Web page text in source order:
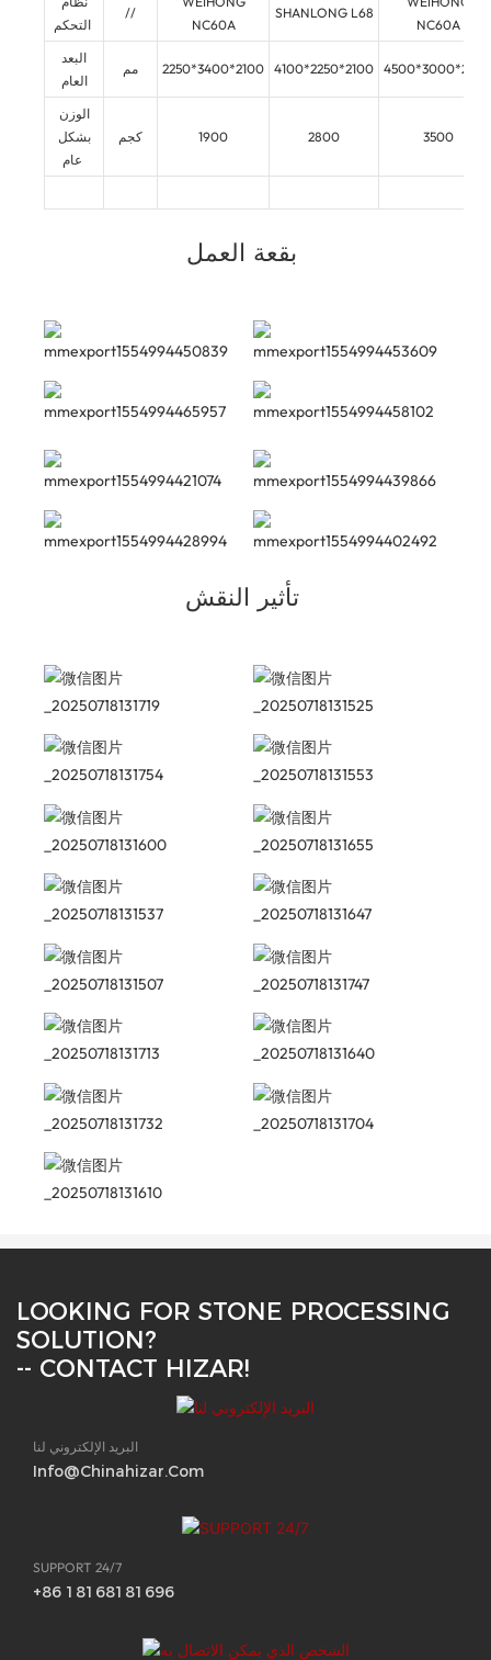
//
NC60A
SHANLONG L68
NC60A
البعد
العام
مم 2250*3400*2100 4100*2250*2100 4500*3000*2300
الوزن
بشكل
كجم 1900 2800 3500
تأثير النقش
LOOKING FOR STONE PROCESSING
SOLUTION?
-- CONTACT HIZAR!
البريد الإلكتروني لنا
Info@chinahizar.com
SUPPORT 24/7
+86 18168181696